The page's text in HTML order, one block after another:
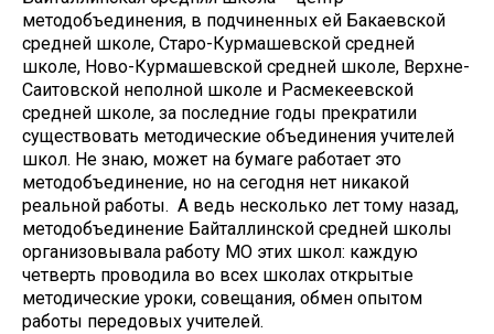
методобъединения, в подчиненных ей Бакаевской
средней школе, Старо-Курмашевской средней
школе, Ново-Курмашевской средней школе, Верхне-
Саитовской неполной школе и Расмекеевской
средней школе, за последние годы прекратили
существовать методические объединения учителей
школ. Не знаю, может на бумаге работает это
методобъединение, но на сегодня нет никакой
реальной работы. А ведь несколько лет тому назад,
методобъединение Байталлинской средней школы
организовывала работу МО этих школ: каждую
четверть проводила во всех школах открытые
методические уроки, совещания, обмен опытом
работы передовых учителей.